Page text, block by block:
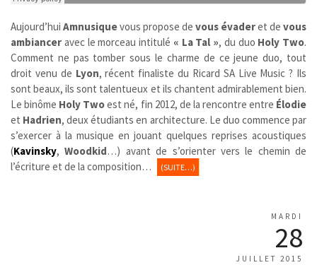
Aujourd’hui Amnusiquevous propose de vous évaderet de vous
ambiancer avec le morceau intitulé « La Tal », du duo Holy Two.
Comment ne pas tomber sous le charme de ce jeune duo, tout
droit venu de Lyon, récent finaliste du Ricard SA Live Music ? Ils
sont beaux, ils sont talentueux et ils chantent admirablement bien.
Le binôme Holy Twoest né, fin 2012, de la rencontre entre Élodie
et Hadrien, deux étudiants en architecture. Le duo commence par
s’exercer à la musique en jouant quelques reprises acoustiques
(Kavinsky,Woodkid…) avant de s’orienter vers le chemin de
l’écriture et de la composition…
(SUITE…)
MARDI
28
JUILLET 2015